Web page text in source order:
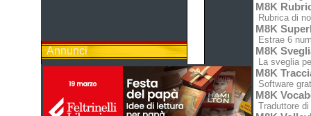
Annunci
M8K
Rubrica di
M8K
Estrae 6
M8K
La sveglia
M8K
Software
M8K
Traduttore